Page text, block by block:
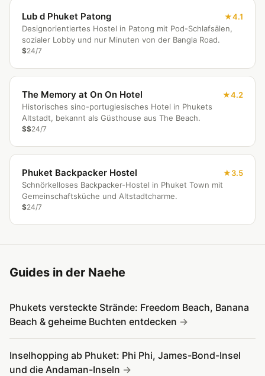
Lub d Phuket Patong
4.1
Designorientiertes Hostel in Patong mit Pod-Schlafsälen,
sozialer Lobby und nur Minuten von der Bangla Road.
$24/7
The Memory at On On Hotel
4.2
Historisches sino-portugiesisches Hotel in Phukets
Altstadt, bekannt als Güsthouse aus The Beach.
$$24/7
Phuket Backpacker Hostel
3.5
Schnörkelloses Backpacker-Hostel in Phuket Town mit
Gemeinschaftsküche und Altstadtcharme.
$24/7
Guides in der Naehe
Phukets versteckte Strände: Freedom Beach, Banana
Beach & geheime Buchten entdecken
Inselhopping ab Phuket: Phi Phi, James-Bond-Insel
und die Andaman-Inseln